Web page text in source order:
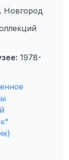
Новгород
1978-